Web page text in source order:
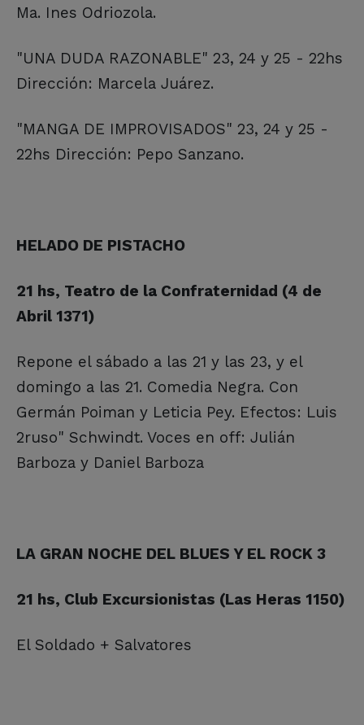
Ma. Ines Odriozola.
"UNA DUDA RAZONABLE" 23, 24 y 25 - 22hs
Dirección: Marcela Juárez.
"MANGA DE IMPROVISADOS" 23, 24 y 25 -
22hs Dirección: Pepo Sanzano.
HELADO DE PISTACHO
21 hs, Teatro de la Confraternidad (4 de
Abril 1371)
Repone el sábado a las 21 y las 23, y el
domingo a las 21. Comedia Negra. Con
Germán Poiman y Leticia Pey. Efectos: Luis
2ruso" Schwindt. Voces en off: Julián
Barboza y Daniel Barboza
LA GRAN NOCHE DEL BLUES Y EL ROCK 3
21 hs, Club Excursionistas (Las Heras 1150)
El Soldado + Salvatores